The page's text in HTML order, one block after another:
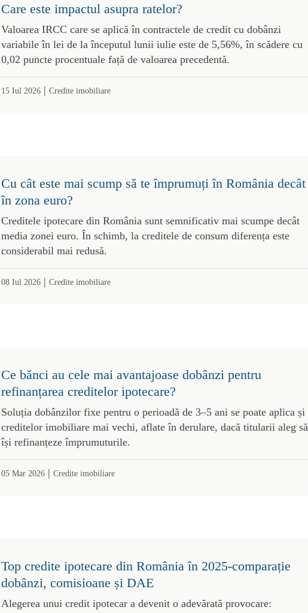
Care este impactul asupra ratelor?
Valoarea IRCC care se aplică în contractele de credit cu dobânzi
variabile în lei de la începutul lunii iulie este de 5,56%, în scădere cu
0,02 puncte procentuale față de valoarea precedentă.
15 Iul 2026| Credite imobiliare
Cu cât este mai scump să te împrumuți în România decât
în zona euro?
Creditele ipotecare din România sunt semnificativ mai scumpe decât
media zonei euro. În schimb, la creditele de consum diferența este
considerabil mai redusă.
08 Iul 2026| Credite imobiliare
Ce bănci au cele mai avantajoase dobânzi pentru
refinanțarea creditelor ipotecare?
Soluția dobânzilor fixe pentru o perioadă de 3–5 ani se poate aplica și
creditelor imobiliare mai vechi, aflate în derulare, dacă titularii aleg să
își refinanțeze împrumuturile.
05 Mar 2026| Credite imobiliare
Top credite ipotecare din România în 2025-comparație
dobânzi, comisioane și DAE
Alegerea unui credit ipotecar a devenit o adevărată provocare: